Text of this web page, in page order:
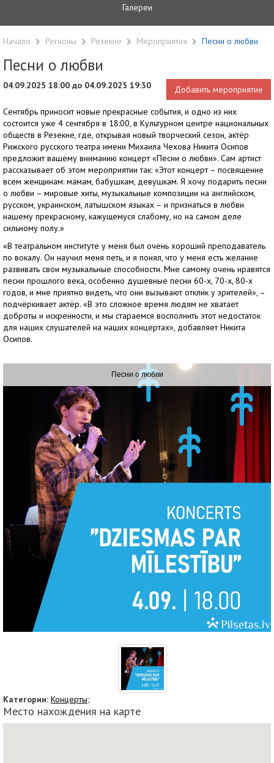
Галереи
Начало Регионы Резекне Мероприятия Песни о любви
Песни о любви
04.09.2025 18:00 до 04.09.2025 19:30
Добавить мероприятие
Сентябрь приносит новые прекрасные события, и одно из них
состоится уже 4 сентября в 18:00, в Культурном центре национальных
обществ в Резекне, где, открывая новый творческий сезон, актёр
Рижского русского театра имени Михаила Чехова Никита Осипов
предложит вашему вниманию концерт «Песни о любви». Сам артист
рассказывает об этом мероприятии так: «Этот концерт – посвящение
всем женщинам: мамам, бабушкам, девушкам. Я хочу подарить песни
о любви – мировые хиты, музыкальные композиции на английском,
русском, украинском, латышском языках – и признаться в любви
нашему прекрасному, кажущемуся слабому, но на самом деле
сильному полу.»
«В театральном институте у меня был очень хороший преподаватель
по вокалу. Он научил меня петь, и я понял, что у меня есть желание
развивать свои музыкальные способности. Мне самому очень нравятся
песни прошлого века, особенно душевные песни 60-х, 70-х, 80-х
годов, и мне приятно видеть, что они вызывают отклик у зрителей», –
подчёркивает актёр. «В это сложное время людям не хватает
доброты и искренности, и мы стараемся восполнить этот недостаток
для наших слушателей на наших концертах», добавляет Никита
Осипов.
Песни о любви
Категории: Концерты;
Место нахождения на карте